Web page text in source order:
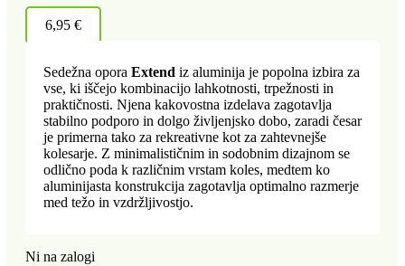
6,95 €
Sedežna opora Extend iz aluminija je popolna izbira za
vse, ki iščejo kombinacijo lahkotnosti, trpežnosti in
praktičnosti. Njena kakovostna izdelava zagotavlja
stabilno podporo in dolgo življenjsko dobo, zaradi česar
je primerna tako za rekreativne kot za zahtevnejše
kolesarje. Z minimalističnim in sodobnim dizajnom se
odlično poda k različnim vrstam koles, medtem ko
aluminijasta konstrukcija zagotavlja optimalno razmerje
med težo in vzdržljivostjo.
Ni na zalogi